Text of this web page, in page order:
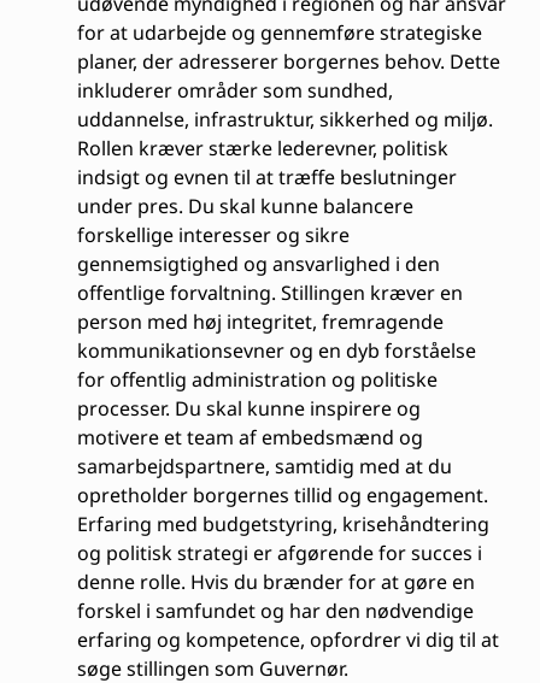
for at udarbejde og gennemføre strategiske
planer, der adresserer borgernes behov. Dette
inkluderer områder som sundhed,
uddannelse, infrastruktur, sikkerhed og miljø.
Rollen kræver stærke lederevner, politisk
indsigt og evnen til at træffe beslutninger
under pres. Du skal kunne balancere
forskellige interesser og sikre
gennemsigtighed og ansvarlighed i den
offentlige forvaltning. Stillingen kræver en
person med høj integritet, fremragende
kommunikationsevner og en dyb forståelse
for offentlig administration og politiske
processer. Du skal kunne inspirere og
motivere et team af embedsmænd og
samarbejdspartnere, samtidig med at du
opretholder borgernes tillid og engagement.
Erfaring med budgetstyring, krisehåndtering
og politisk strategi er afgørende for succes i
denne rolle. Hvis du brænder for at gøre en
forskel i samfundet og har den nødvendige
erfaring og kompetence, opfordrer vi dig til at
søge stillingen som Guvernør.